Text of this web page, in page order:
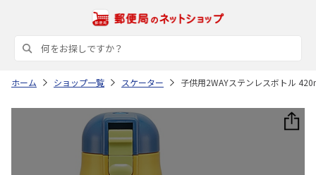
ホーム ショップ一覧 スケーター 子供用2WAYステンレスボトル